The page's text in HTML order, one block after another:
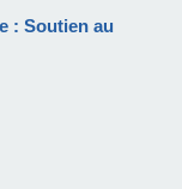
: Soutien au